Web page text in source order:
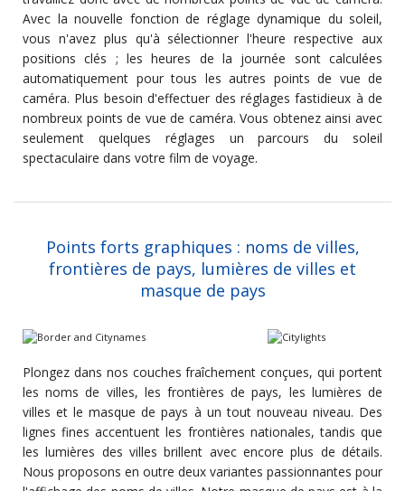
Avec la nouvelle fonction de réglage dynamique du soleil,
vous n'avez plus qu'à sélectionner l'heure respective aux
positions clés ; les heures de la journée sont calculées
automatiquement pour tous les autres points de vue de
caméra. Plus besoin d'effectuer des réglages fastidieux à de
nombreux points de vue de caméra. Vous obtenez ainsi avec
seulement quelques réglages un parcours du soleil
spectaculaire dans votre film de voyage.
Points forts graphiques : noms de villes,
frontières de pays, lumières de villes et
masque de pays
Plongez dans nos couches fraîchement conçues, qui portent
les noms de villes, les frontières de pays, les lumières de
villes et le masque de pays à un tout nouveau niveau. Des
lignes fines accentuent les frontières nationales, tandis que
les lumières des villes brillent avec encore plus de détails.
Nous proposons en outre deux variantes passionnantes pour